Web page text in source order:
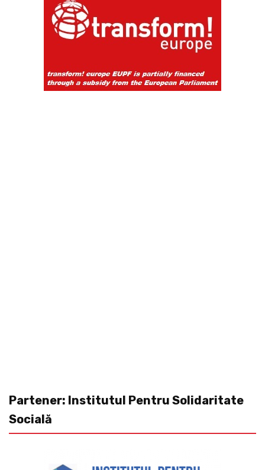
Partener: Institutul Pentru Solidaritate
Socială